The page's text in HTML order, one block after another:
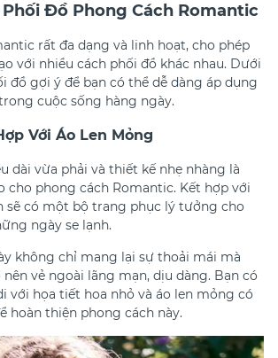
Phối Đồ Phong Cách Romantic
rất đa dạng và linh hoạt, cho phép
với nhiều cách phối đồ khác nhau. Dưới
đồ gợi ý để bạn có thể dễ dàng áp dụng
cuộc sống hàng ngày.
Với Áo Len Mỏng
dài vừa phải và thiết kế nhẹ nhàng là
cho phong cách Romantic. Kết hợp với
sẽ có một bộ trang phục lý tưởng cho
ngày se lạnh.
không chỉ mang lại sự thoải mái mà
vẻ ngoài lãng mạn, dịu dàng. Bạn có
với họa tiết hoa nhỏ và áo len mỏng có
hoàn thiện phong cách này.